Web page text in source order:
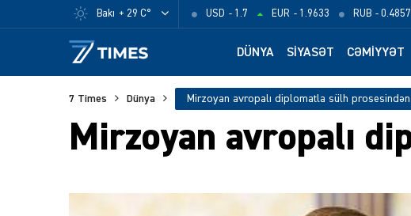
Bakı + 29 C° USD - 1.7 EUR - 1.9633 RUB - 0.4857
DÜNYA SIYASƏT CƏMIYYƏT
7 Times Dünya Mirzoyan avropalı diplomatla sülh prosesindən
Mirzoyan avropalı